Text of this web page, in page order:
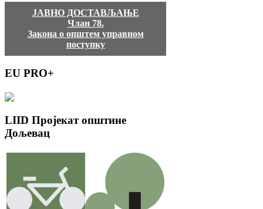
ЈАВНО ДОСТАВЉАЊЕ
Члан 78.
Закона о општем управном
поступку
EU PRO+
LIID Пројекат општине
Дољевац